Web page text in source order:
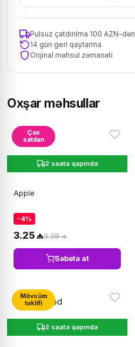
Pulsuz çatdırılma 100 AZN-dən
14 gün geri qaytarma
Orijinal məhsul zəmanəti
Oxşar məhsullar
Çox
satılan
2 saata qapında
Apple
-4%
3.25 ₼3.38 ₼
Səbətə at
Mövsüm
təklifi
2 saata qapında